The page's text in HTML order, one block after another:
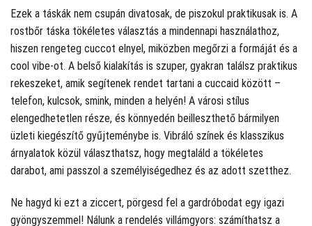
Ezek a táskák nem csupán divatosak, de piszokul praktikusak is. A
rostbőr táska tökéletes választás a mindennapi használathoz,
hiszen rengeteg cuccot elnyel, miközben megőrzi a formáját és a
cool vibe-ot. A belső kialakítás is szuper, gyakran találsz praktikus
rekeszeket, amik segítenek rendet tartani a cuccaid között –
telefon, kulcsok, smink, minden a helyén! A városi stílus
elengedhetetlen része, és könnyedén beilleszthető bármilyen
üzleti kiegészítő gyűjteménybe is. Vibráló színek és klasszikus
árnyalatok közül választhatsz, hogy megtaláld a tökéletes
darabot, ami passzol a személyiségedhez és az adott szetthez.
Ne hagyd ki ezt a ziccert, pörgesd fel a gardróbodat egy igazi
gyöngyszemmel! Nálunk a rendelés villámgyors: számíthatsz a